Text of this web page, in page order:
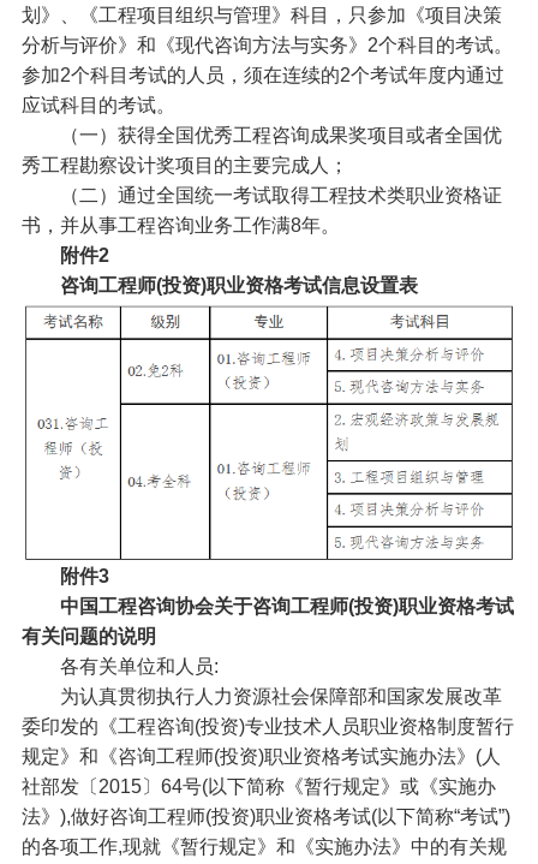
划》、《工程项目组织与管理》科目，只参加《项目决策
分析与评价》和《现代咨询方法与实务》2个科目的考试。
参加2个科目考试的人员，须在连续的2个考试年度内通过
应试科目的考试。
（一）获得全国优秀工程咨询成果奖项目或者全国优
秀工程勘察设计奖项目的主要完成人；
（二）通过全国统一考试取得工程技术类职业资格证
书，并从事工程咨询业务工作满8年。
附件2
咨询工程师(投资)职业资格考试信息设置表
附件3
中国工程咨询协会关于咨询工程师(投资)职业资格考试
有关问题的说明
各有关单位和人员:
为认真贯彻执行人力资源社会保障部和国家发展改革
委印发的《工程咨询(投资)专业技术人员职业资格制度暂行
规定》和《咨询工程师(投资)职业资格考试实施办法》(人
社部发〔2015〕64号(以下简称《暂行规定》或《实施办
法》),做好咨询工程师(投资)职业资格考试(以下简称“考试”)
的各项工作,现就《暂行规定》和《实施办法》中的有关规